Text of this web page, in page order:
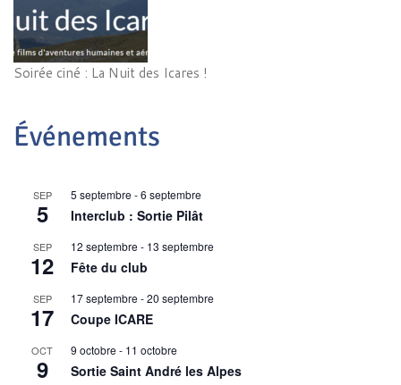
Soirée ciné : La Nuit des Icares !
Événements
SEP
5
5 septembre -6 septembre
Interclub : Sortie Pilât
SEP
12
12 septembre - 13 septembre
Fête du club
SEP
17
17 septembre -20 septembre
Coupe ICARE
OCT
9
9 octobre - 11 octobre
Sortie Saint André les Alpes